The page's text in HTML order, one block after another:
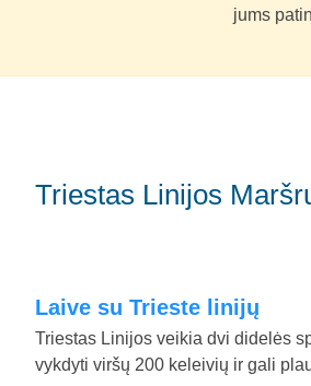
jums
Triestas Linijos
Laive su Trieste linijų
Triestas Linijos veikia dvi didelės
vykdyti viršų 200 keleivių ir gali